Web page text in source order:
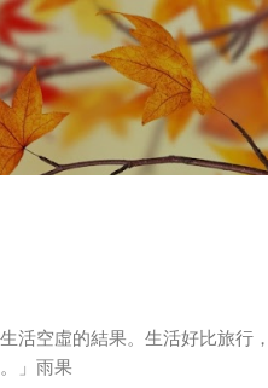
活空虛的結果。生活好比旅行
」雨果